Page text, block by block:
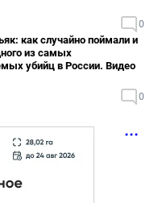
0
как случайно поймали и
из самых
убийц в России. Видео
0